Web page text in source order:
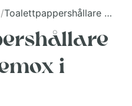
/ Toalettpappershållare med lock, Nemox i krom
i